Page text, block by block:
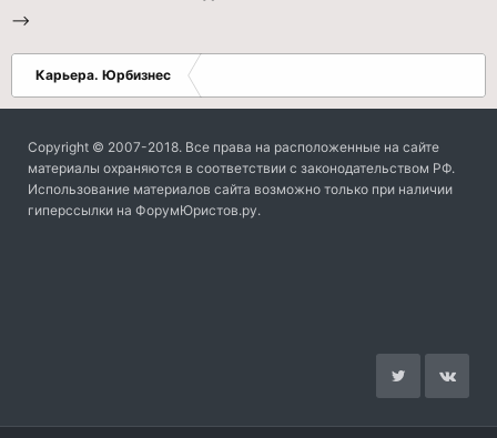
-->
Карьера. Юрбизнес
Copyright © 2007-2018. Все права на расположенные на сайте
материалы охраняются в соответствии с законодательством РФ.
Использование материалов сайта возможно только при наличии
гиперссылки на ФорумЮристов.ру.